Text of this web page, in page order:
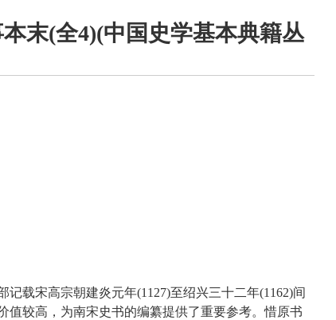
末(全4)(中国史学基本典籍丛
载宋高宗朝建炎元年(1127)至绍兴三十二年(1162)间
值较高，为南宋史书的编纂提供了重要参考。惜原书